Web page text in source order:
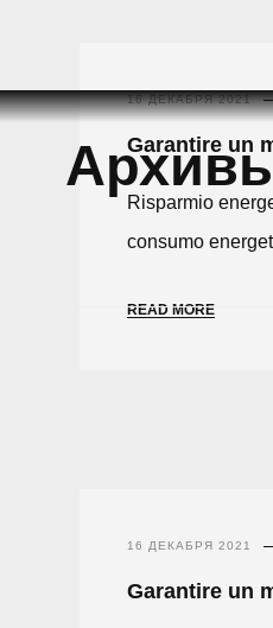
content
16 ДЕКАБРЯ 2021
Garantire un
Risparmio
consumo
READ MORE
16 ДЕКАБРЯ 2021
Garantire un